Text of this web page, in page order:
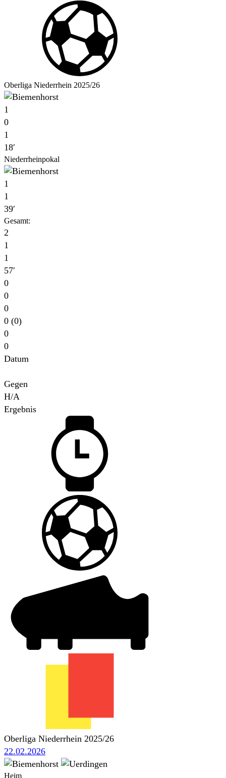
Oberliga Niederrhein 2025/26
1
0
1
18′
Niederrheinpokal
1
1
39′
Gesamt:
2
1
1
57′
0
0
0
0 (0)
0
0
Datum
Gegen
H/A
Ergebnis
Oberliga Niederrhein 2025/26
22.02.2026
Heim